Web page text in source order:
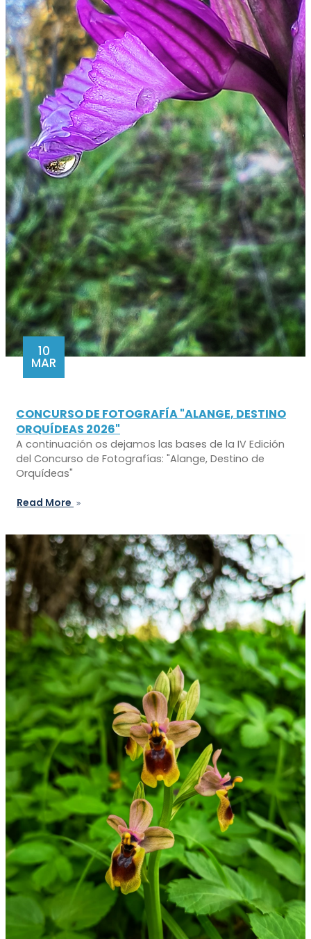
10
MAR
CONCURSO DE FOTOGRAFÍA "ALANGE, DESTINO
ORQUÍDEAS 2026"
A continuación os dejamos las bases de la IV Edición
del Concurso de Fotografías: "Alange, Destino de
Orquídeas"
Read More